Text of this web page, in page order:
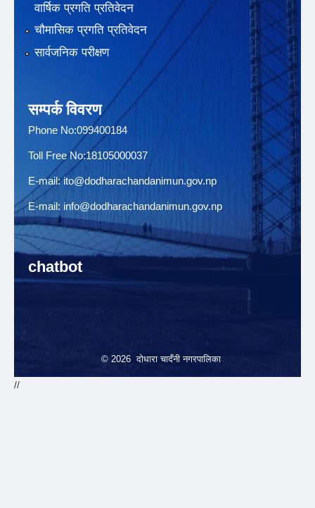
वार्षिक प्रगति प्रतिवेदन
चौमासिक प्रगति प्रतिवेदन
सार्वजनिक परीक्षण
सम्पर्क विवरण
Phone No:099400184
Toll Free No:18105000037
E-mail:ito@dodharachandanimun.gov.np
E-mail: info@dodharachandanimun.gov.np
chatbot
© 2026 दोधारा चादँनी नगरपालिका
//